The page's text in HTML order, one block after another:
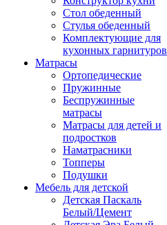
Стол обеденный
Стулья обеденный
Комплектующие для
кухонных гарнитуров
Матраcы
Ортопедические
Пружинные
Беспружинные
матрасы
Матрасы для детей и
подростков
Наматрасники
Топперы
Подушки
Мебель для детской
Детская Паскаль
Белый/Цемент